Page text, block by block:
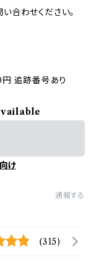
合わせください。
追跡番号あり
け
通報する
(315)